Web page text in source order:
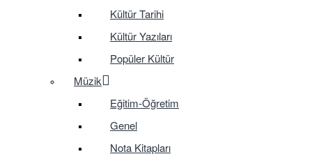
Kültür Tarihi
Kültür Yazıları
Popüler Kültür
Müzik
Eğitim-Öğretim
Genel
Nota Kitapları